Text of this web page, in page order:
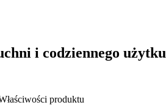
i codziennego użytku
produktu